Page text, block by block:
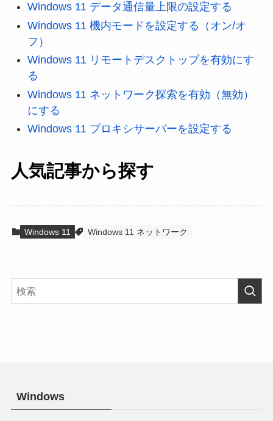
Windows 11 データ通信量上限の設定する
Windows 11 機内モードを設定する（オン/オ
フ）
Windows 11 リモートデスクトップを有効にす
る
Windows 11 ネットワーク探索を有効（無効）
にする
Windows 11 プロキシサーバーを設定する
人気記事から探す
Windows 11 Windows 11 ネットワーク
Windows